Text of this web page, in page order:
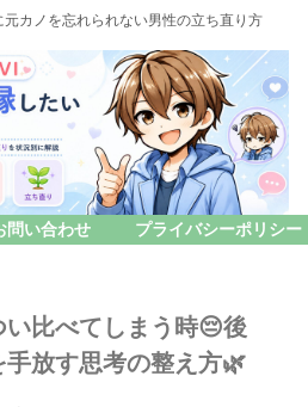
カノを忘れられない男性の立ち直り方
問い合わせ プライバシーポリシー
比べてしまう時😔後
放す思考の整え方🌿